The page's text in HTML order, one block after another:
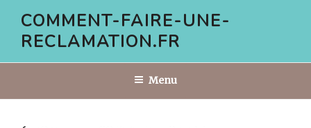
contenu
COMMENT-FAIRE-UNE-
RECLAMATION.FR
Menu